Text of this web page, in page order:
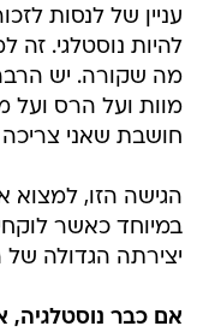
עניין של לנסות
להיות נוסטלגי.
מה שקורה. יש הרבה
מוות ועל הרס ועל
חושבת שאני
הגישה הזו, למצוא
במיוחד כאשר
יצירתה הגדולה של
אם כבר